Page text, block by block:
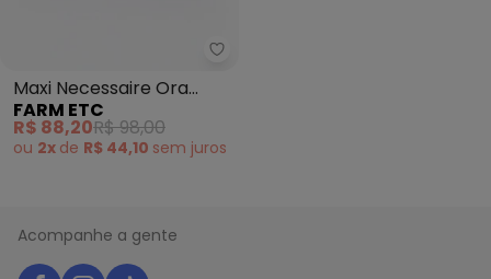
Farm Etc - Maxi Necessaire
Maxi Necessaire Ora
Bolas Pedra Gavea
(Verde)
FARM ETC
R$ 88,20R$ 98,00
ou 2x de R$ 44,10 sem juros
Acompanhe a gente